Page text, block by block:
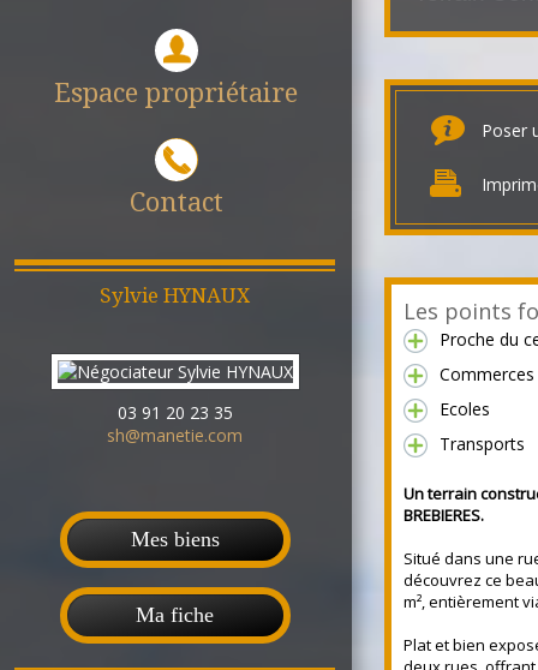
Espace propriétaire
Contact
Sylvie HYNAUX
03 91 20 23 35
sh@manetie.com
Mes biens
Ma fiche
Poser
Les points
Proche du
Commerces
Ecoles
Transports
Un terrain
BREBIERES.
Situé dans une
découvrez ce
m², entièrement
Plat et bien